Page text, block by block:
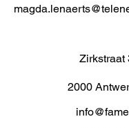
Zirkstraat
2000